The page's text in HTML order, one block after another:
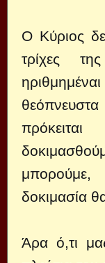
Ο Κύριος
τρίχες
μπορούμε,
δοκιμασία
Άρα ό,τι